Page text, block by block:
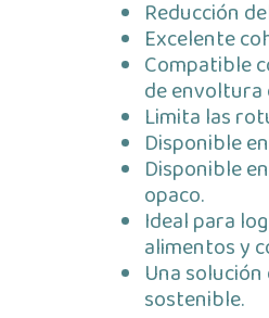
Reducción
Excelente
Compatible
de envoltura
Limita las
Disponible
Disponible
opaco.
Ideal para
alimentos y
Una
sostenible.